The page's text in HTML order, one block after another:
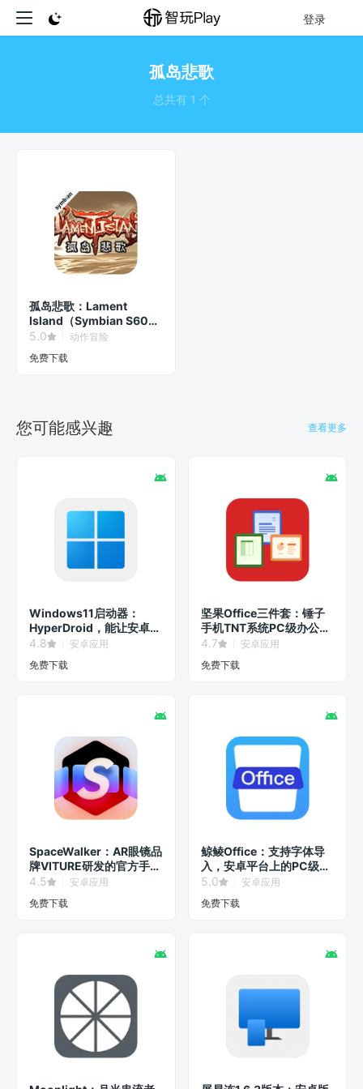
登录
孤岛悲歌
总共有 1 个
孤岛悲歌：Lament
Island（Symbian S60v3
Game）
5.0
动作冒险
免费下载
您可能感兴趣 查看更多
Windows11启动器：
HyperDroid，能让安卓系
统秒变Win11界面！
4.8
安卓应用
免费下载
坚果Office三件套：锤子
手机TNT系统PC级办公软
件！
4.7
安卓应用
免费下载
SpaceWalker：AR眼镜品
牌VITURE研发的官方手机
客户端！
4.5
安卓应用
免费下载
鲸鲮Office：支持字体导
入，安卓平台上的PC级办
公软件！
5.0
安卓应用
免费下载